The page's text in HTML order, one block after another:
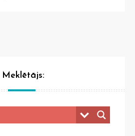
Meklētājs: